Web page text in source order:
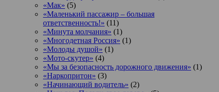
«Мак» (5)
«Маленький пассажир – большая
ответственность!» (11)
«Минута молчания» (1)
«Многодетная Россия» (1)
«Молоды душой» (1)
«Мото-скутер» (4)
«Мы за безопасность дорожного движения» (1)
«Наркопритон» (3)
«Начинающий водитель» (2)